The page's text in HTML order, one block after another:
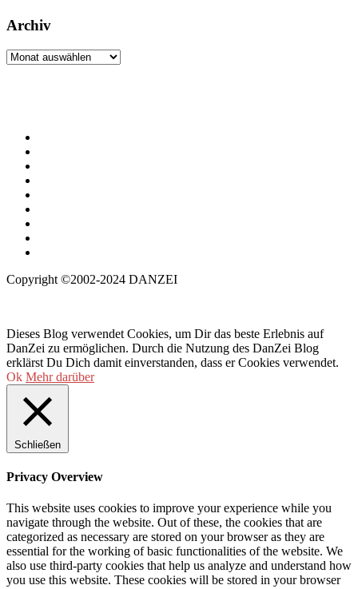
Archiv
Archiv
Copyright ©2002-2024 DANZEI
Dieses Blog verwendet Cookies, um Dir das beste Erlebnis auf
DanZei zu ermöglichen. Durch die Nutzung des DanZei Blog
erklärst Du Dich damit einverstanden, dass er Cookies verwendet.
Ok Mehr darüber
Schließen
Privacy Overview
This website uses cookies to improve your experience while you
navigate through the website. Out of these, the cookies that are
categorized as necessary are stored on your browser as they are
essential for the working of basic functionalities of the website. We
also use third-party cookies that help us analyze and understand how
you use this website. These cookies will be stored in your browser